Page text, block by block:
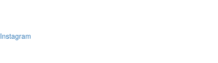
Instagram